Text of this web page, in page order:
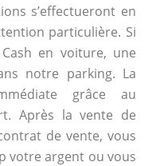
s’effectueront en
particulière. Si
en voiture, une
notre parking. La
grâce au
Après la vente de
de vente, vous
votre argent ou vous